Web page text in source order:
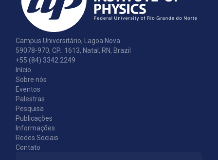
Campus Universitário, Lagoa Nova
59078-970, CP.: 1613, Natal, RN, Brazil
+55 (84) 3342.2249
Início
Sobre nós
Eventos
Palestras
Pesquisa
Publicações
Informações
Redes Sociais
Contato